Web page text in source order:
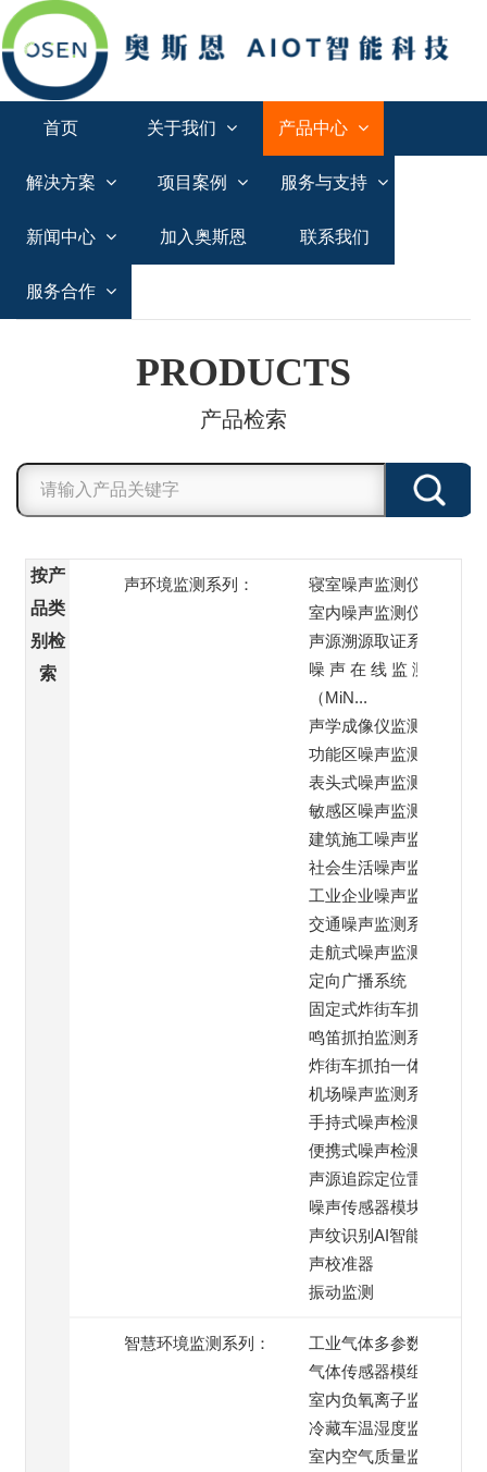
首页 关于我们 产品中心
解决方案 项目案例 服务与支持
新闻中心 加入奥斯恩 联系我们
服务合作
PRODUCTS
产品检索
按产
品类
别检
索
声环境监测系列：
寝室噪声监测仪
室内噪声监测仪
声源溯源取证系统
噪 声 在 线 监 测 站
（MiN...
声学成像仪监测
功能区噪声监测子站
表头式噪声监测仪
敏感区噪声监测系统
建筑施工噪声监测系统
社会生活噪声监测系统
工业企业噪声监测系统
交通噪声监测系统
走航式噪声监测系统
定向广播系统
固定式炸街车抓拍系统
鸣笛抓拍监测系统
炸街车抓拍一体机
机场噪声监测系统
手持式噪声检测仪
便携式噪声检测仪
声源追踪定位雷达
噪声传感器模块
声纹识别AI智能模块
声校准器
振动监测
智慧环境监测系列：
工业气体多参数监测仪
气体传感器模组
室内负氧离子监测仪
冷藏车温湿度监测系统
室内空气质量监测仪